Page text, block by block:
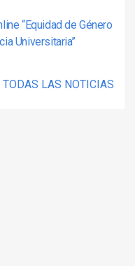
“Equidad de Género
Universitaria”
TODAS LAS NOTICIAS